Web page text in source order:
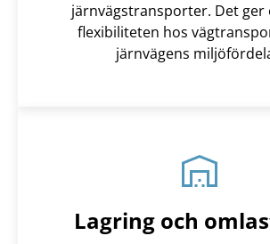
järnvägstransporter. Det ger
flexibiliteten hos
järnvägens
Lagring och